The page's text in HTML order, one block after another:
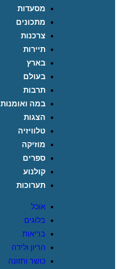
מסעדות
מתכונים
צרכנות
תיירות
בארץ
בעולם
תרבות
במה ואומנות
הצגות
טלוויזיה
מוזיקה
ספרים
קולנוע
תערוכות
אוכל
בלוגים
בריאות
הריון ולידה
כושר ותזונה